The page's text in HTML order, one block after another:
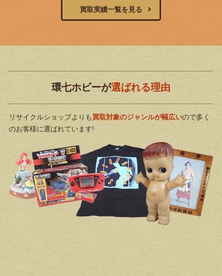
買取実績一覧を見る
環七ホビーが選ばれる理由
リサイクルショップよりも買取対象のジャンルが幅広いので多く
のお客様に選ばれています!